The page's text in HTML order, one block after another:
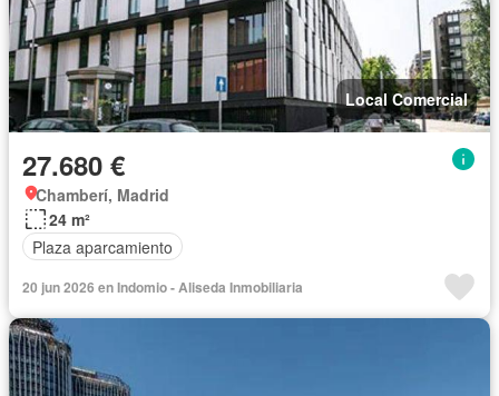
Local Comercial
27.680 €
Chamberí, Madrid
24 m²
Plaza aparcamiento
20 jun 2026 en Indomio - Aliseda Inmobiliaria